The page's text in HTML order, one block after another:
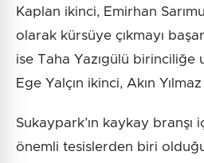
Kaplan ikinci, Emirhan
olarak kürsüye çıkmayı
ise Taha Yazıgülü birinciliğe
Ege Yalçın ikinci, Akın
Sukaypark’ın kaykay branşı
önemli tesislerden biri